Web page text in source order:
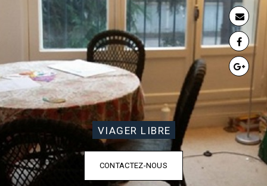
VIAGER LIBRE
CONTACTEZ-NOUS